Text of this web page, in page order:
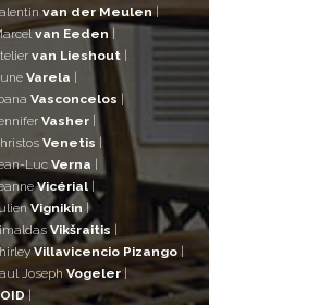
van der Meulen|
van Eeden
van Lieshout
Varela
Vasconcelos |
Vasher
Venetis
Luc Verna
Vicérial
Vignikin |
Vikšraitis
Villavicencio Pizango
Joseph Vogeler
|